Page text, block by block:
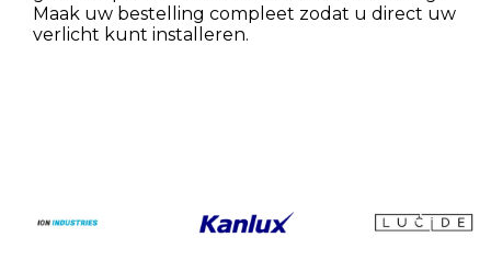
Maak uw bestelling compleet zodat u direct uw
verlicht kunt installeren.